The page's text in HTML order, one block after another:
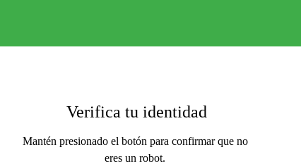
Verifica tu identidad
Mantén presionado el botón para confirmar que no
eres un robot.